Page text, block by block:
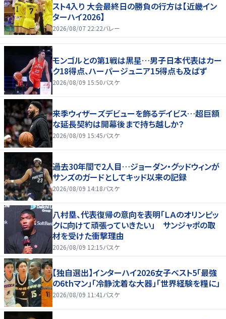
スト4入り 大会最終日の勝負の行方は【近畿イン
ターハイ2026】
2026/08/07 22:22バレー
モンゴルとの第1戦は黒星…男子日本代表はカー
ク18得点、ハーパージュニア15得点も及ばず
2026/08/09 15:50バスケ
来季ウィザーズデビューを飾るデイビス…超巨額
な延長契約は開幕後まで持ち越しか？
2026/08/09 15:45バスケ
過去30年間で2人目…ジョーダン・グッドウィンが
サンズのガードとしてキッド以来の記録
2026/08/09 14:18バスケ
八村塁、代表復帰の意向を表明「ＬＡのオリンピッ
クに向けて頑張っていきたい」 サンジャポの取
材を受けた衝撃理由
2026/08/09 12:15バスケ
【独自選出】インターハイ2026女子ベスト5「最強
の6thマン」「冷静沈着な大器」「世界経験を糧に」
2026/08/09 11:41 バスケ